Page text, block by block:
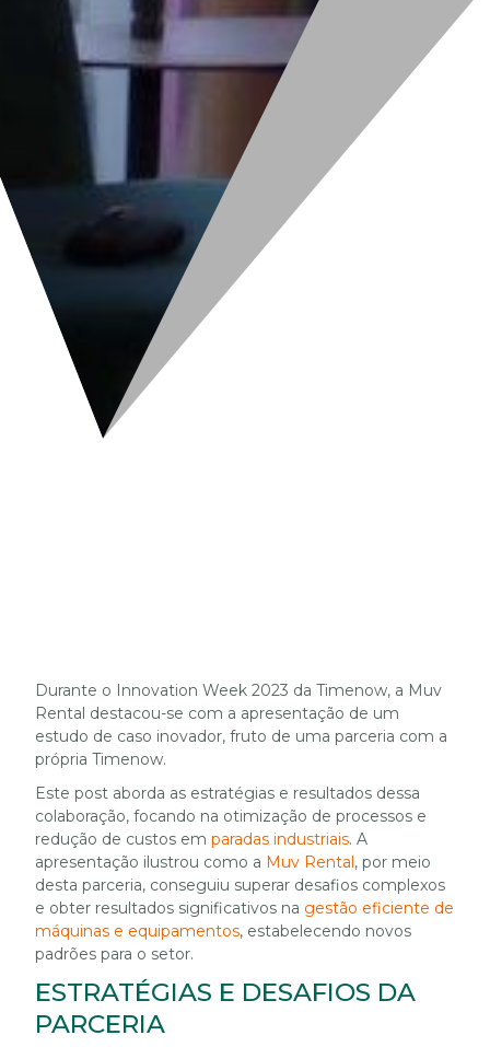
Durante o Innovation Week 2023 da Timenow, a Muv
Rental destacou-se com a apresentação de um
estudo de caso inovador, fruto de uma parceria com a
própria Timenow.
Este post aborda as estratégias e resultados dessa
colaboração, focando na otimização de processos e
redução de custos em paradas industriais. A
apresentação ilustrou como a Muv Rental, por meio
desta parceria, conseguiu superar desafios complexos
e obter resultados significativos na gestão eficiente de
máquinas e equipamentos, estabelecendo novos
padrões para o setor.
ESTRATÉGIAS E DESAFIOS DA
PARCERIA